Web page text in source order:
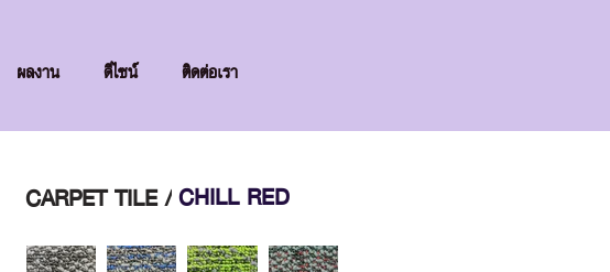
ผลงาน ดีไซน์ ติดต่อเรา
CARPET TILE / CHILL RED